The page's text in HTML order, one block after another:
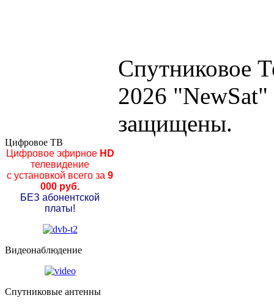
Спутниковое
2026
защищены.
Цифровое ТВ
Цифровое эфирноеHD
телевидение
с установкой всего за 9
000 руб.
БЕЗ абонентской
платы!
Видеонаблюдение
Спутниковые антенны